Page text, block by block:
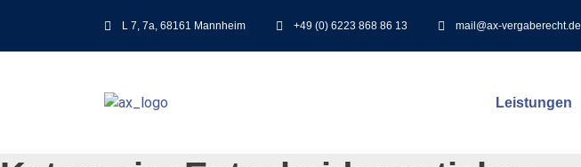
L 7, 7a, 68161 Mannheim +49 (0) 6223 868 86 13 mail@ax-vergaberecht.de
Leistungen